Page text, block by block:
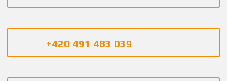
+420 491 483 039